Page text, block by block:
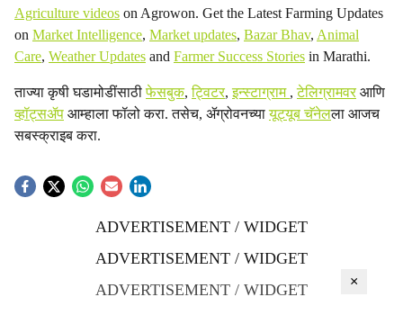
Agriculture videos on Agrowon. Get the Latest Farming Updates
on Market Intelligence, Market updates, Bazar Bhav, Animal
Care, Weather Updates and Farmer Success Stories in Marathi.
ताज्या कृषी घडामोडींसाठीफेसबुक,ट्विटर,इन्स्टाग्राम ,टेलिग्रामवरआणि
व्हॉट्सॲप आम्हाला फॉलो करा. तसेच, ॲग्रोवनच्यायूट्यूब चॅनेलला आजच
सबस्क्राइब करा.
ADVERTISEMENT / WIDGET
ADVERTISEMENT / WIDGET
ADVERTISEMENT / WIDGET
×